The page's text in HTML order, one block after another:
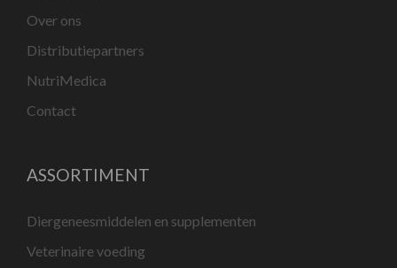
Over ons
Distributiepartners
NutriMedica
Contact
ASSORTIMENT
Diergeneesmiddelen en supplementen
Veterinaire voeding